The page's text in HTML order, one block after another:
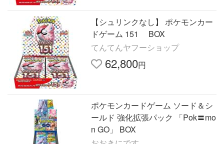
【シュリンクなし】 ポケモンカー
ドゲーム 151 BOX
てんてんヤフーショップ
62,800円
ポケモンカードゲーム ソード＆シ
ールド 強化拡張パック 「Pok〓mo
n GO」 BOX